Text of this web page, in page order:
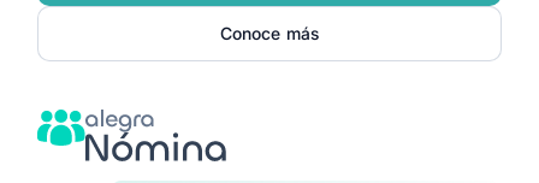
Conoce más